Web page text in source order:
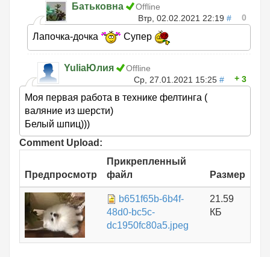
Батьковна
Offline
Втр, 02.02.2021 22:19 # 0
Лапочка-дочка Супер
YuliaЮлия
Offline
Ср, 27.01.2021 15:25 # 3
Моя первая работа в технике фелтинга (
валяние из шерсти)
Белый шпиц)))
Comment Upload:
Предпросмотр
Прикрепленный
файл
Размер
b651f65b-6b4f-
48d0-bc5c-
dc1950fc80a5.jpeg
21.59
КБ